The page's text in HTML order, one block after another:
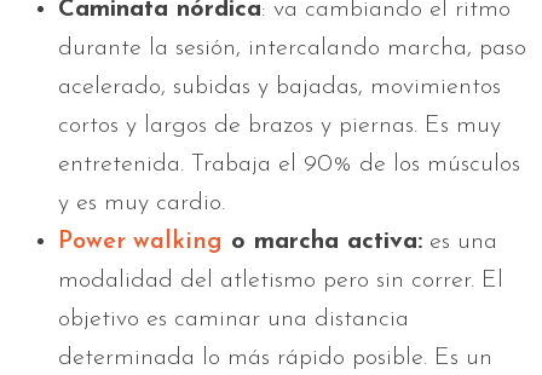
Caminata nórdica: va cambiando el ritmo
durante la sesión, intercalando marcha, paso
acelerado, subidas y bajadas, movimientos
cortos y largos de brazos y piernas. Es muy
entretenida. Trabaja el 90% de los músculos
y es muy cardio.
Power walking o marcha activa: es una
modalidad del atletismo pero sin correr. El
objetivo es caminar una distancia
determinada lo más rápido posible. Es un